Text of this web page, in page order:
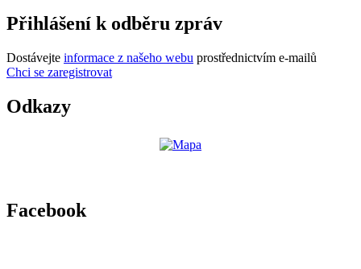
Přihlášení k odběru zpráv
Dostávejte informace z našeho webu prostřednictvím e-mailů
Chci se zaregistrovat
Odkazy
Facebook